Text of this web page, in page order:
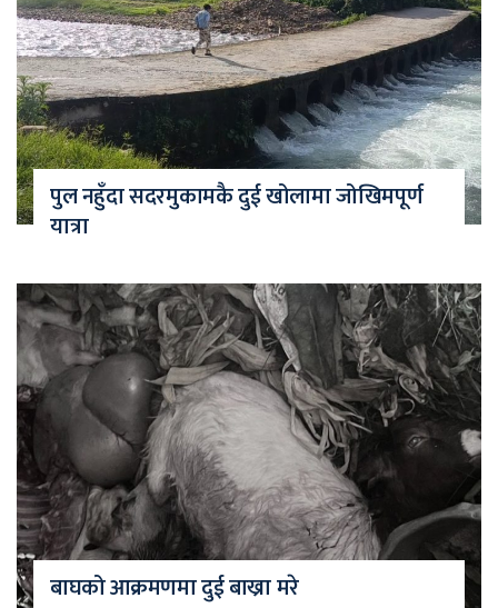
पुल नहुँदा सदरमुकामकै दुई खोलामा जोखिमपूर्ण
यात्रा
बाघको आक्रमणमा दुई बाख्रा मरे